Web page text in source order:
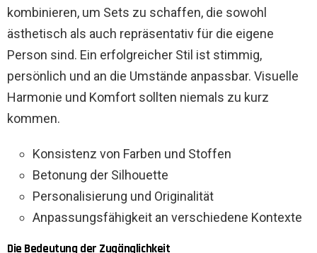
kombinieren, um Sets zu schaffen, die sowohl
ästhetisch als auch repräsentativ für die eigene
Person sind. Ein erfolgreicher Stil ist stimmig,
persönlich und an die Umstände anpassbar. Visuelle
Harmonie und Komfort sollten niemals zu kurz
kommen.
Konsistenz von Farben und Stoffen
Betonung der Silhouette
Personalisierung und Originalität
Anpassungsfähigkeit an verschiedene Kontexte
Die Bedeutung der Zugänglichkeit